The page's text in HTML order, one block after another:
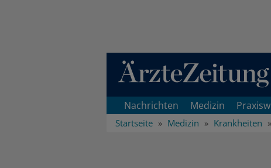
Direkt zum Inhaltsbereich
Nachrichten Medizin
Startseite Medizin Krankheiten